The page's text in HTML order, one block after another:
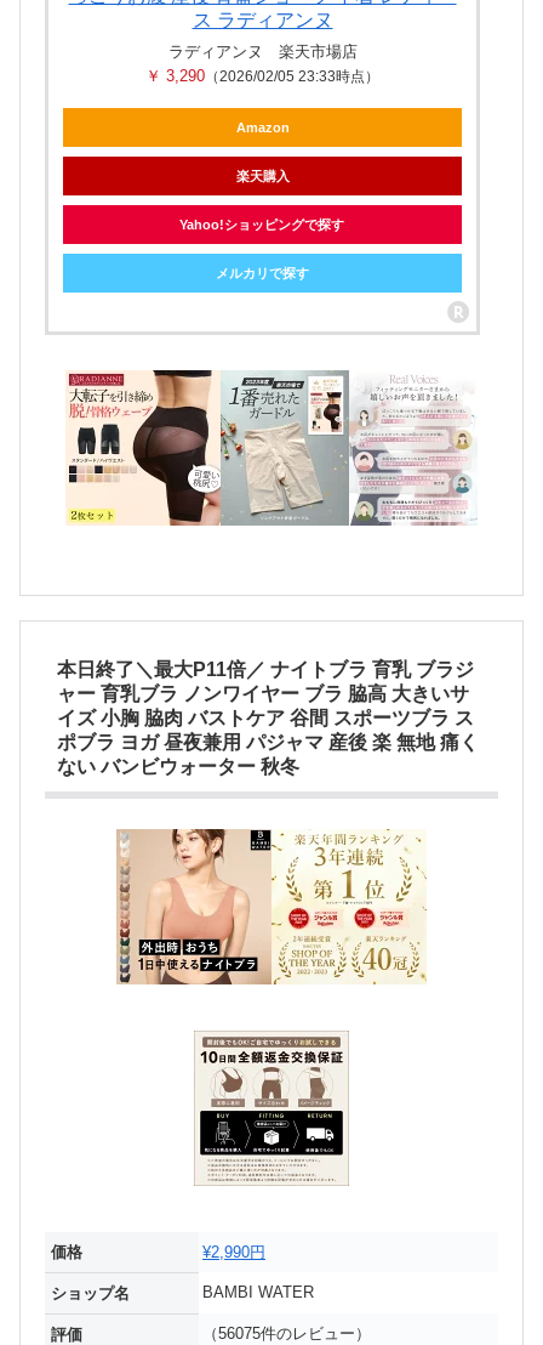
ス ラディアンヌ
ラディアンヌ 楽天市場店
￥ 3,290 （2026/02/05 23:33時点）
Amazon
楽天購入
Yahoo!ショッピングで探す
メルカリで探す
本日終了＼最大P11倍／ ナイトブラ 育乳 ブラジ
ャー 育乳ブラ ノンワイヤー ブラ 脇高 大きいサ
イズ 小胸 脇肉 バストケア 谷間 スポーツブラ ス
ポブラ ヨガ 昼夜兼用 パジャマ 産後 楽 無地 痛く
ない バンビウォーター 秋冬
価格 ¥2,990円
ショップ名 BAMBI WATER
評価 （56075件のレビュー）